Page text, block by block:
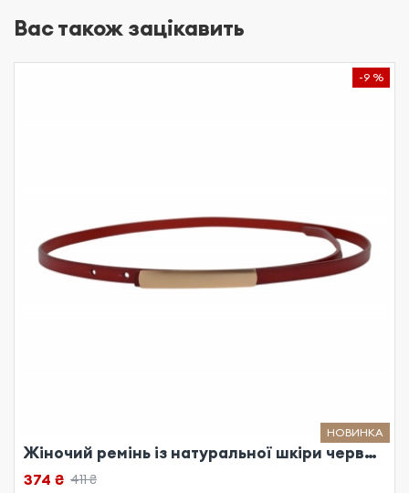
Вас також зацікавить
НОВИНКА
-9 %
Жіночий ремінь із натуральної шкіри червоний
374 ₴ 411 ₴